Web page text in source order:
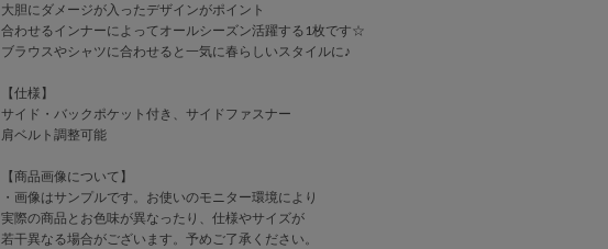
大胆にダメージが入ったデザインがポイント
合わせるインナーによってオールシーズン活躍する1枚です☆
ブラウスやシャツに合わせると一気に春らしいスタイルに♪
【仕様】
サイド・バックポケット付き、サイドファスナー
肩ベルト調整可能
【商品画像について】
・画像はサンプルです。お使いのモニター環境により
実際の商品とお色味が異なったり、仕様やサイズが
若干異なる場合がございます。予めご了承ください。